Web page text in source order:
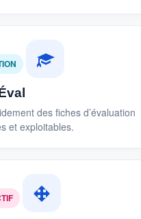
des fiches d’évaluation
et exploitables.